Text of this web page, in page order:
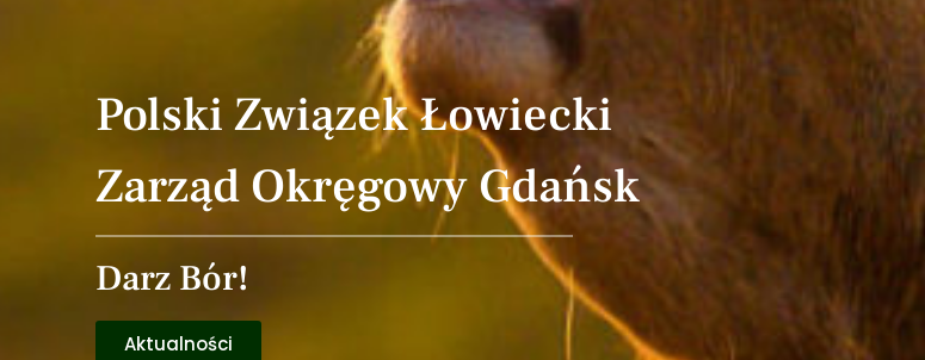
Polski Związek Łowiecki
Zarząd Okręgowy Gdańsk
Darz Bór!
Aktualności